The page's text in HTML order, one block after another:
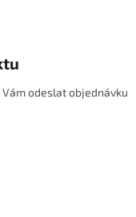
odeslat objednávku